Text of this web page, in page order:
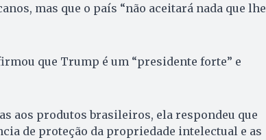
mas que o país “não aceitará nada que lhe
que Trump é um “presidente forte” e
aos produtos brasileiros, ela respondeu que
de proteção da propriedade intelectual e as